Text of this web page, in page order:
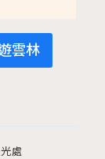
雲林
處